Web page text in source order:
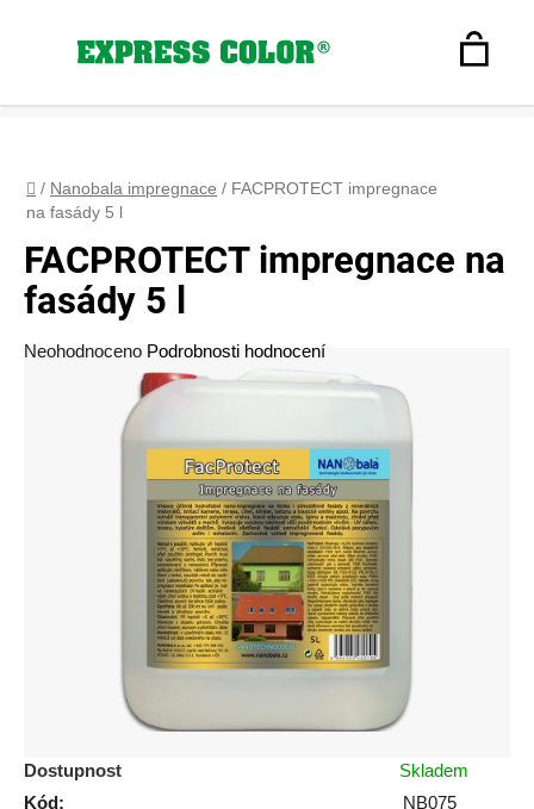
Hledat
Domů
/ Nanobala impregnace / FACPROTECT impregnace
na fasády 5 l
Dostupnost
Skladem
Kód:
NB075
FACPROTECT impregnace na
fasády 5 l
Průměrné
Neohodnoceno Podrobnosti hodnocení